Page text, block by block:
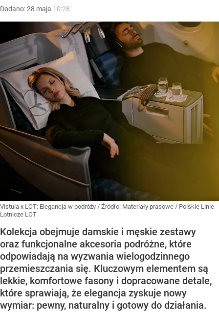
Dodano:28 maja 10:28
Vistula x LOT: Elegancja w podróży / Źródło: Materiały prasowe / Polskie Linie
Lotnicze LOT
Kolekcja obejmuje damskie i męskie zestawy
oraz funkcjonalne akcesoria podróżne, które
odpowiadają na wyzwania wielogodzinnego
przemieszczania się. Kluczowym elementem są
lekkie, komfortowe fasony i dopracowane detale,
które sprawiają, że elegancja zyskuje nowy
wymiar: pewny, naturalny i gotowy do działania.